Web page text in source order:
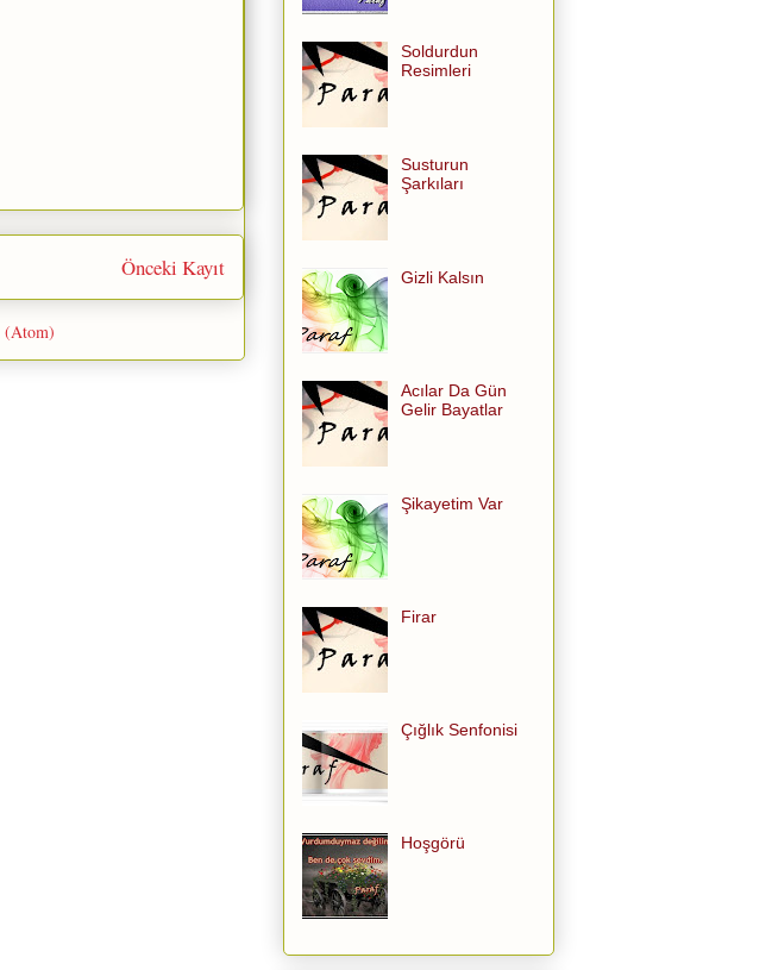
Önceki Kayıt
(Atom)
Soldurdun
Resimleri
Susturun
Şarkıları
Gizli Kalsın
Acılar Da Gün
Gelir Bayatlar
Şikayetim Var
Firar
Çığlık Senfonisi
Hoşgörü